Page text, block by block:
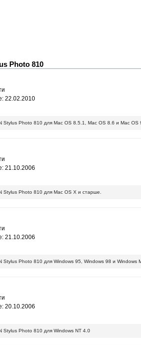
Photo 810
22.02.2010
Stylus Photo 810 для Mac OS 8.5.1, Mac OS 8.6 и Mac OS
21.10.2006
Stylus Photo 810 для Mac OS X и старше.
21.10.2006
Stylus Photo 810 для Windows 95, Windows 98 и Windows
20.10.2006
Stylus Photo 810 для Windows NT 4.0